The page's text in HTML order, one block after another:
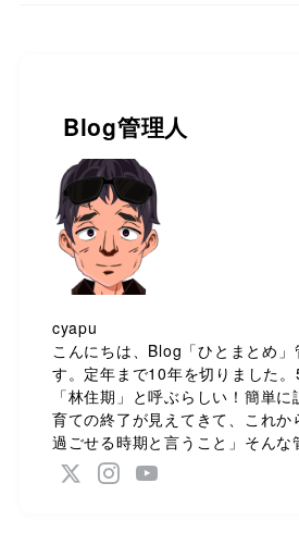
Blog管理人
cyapu
こんにちは、Blog「ひとまとめ
す。定年まで10年を切りました
「林住期」と呼ぶらしい！簡単
育ての終了が見えてきて、これか
過ごせる時期と言うこと」そんな